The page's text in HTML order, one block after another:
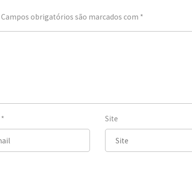
Campos obrigatórios são marcados com *
* Site